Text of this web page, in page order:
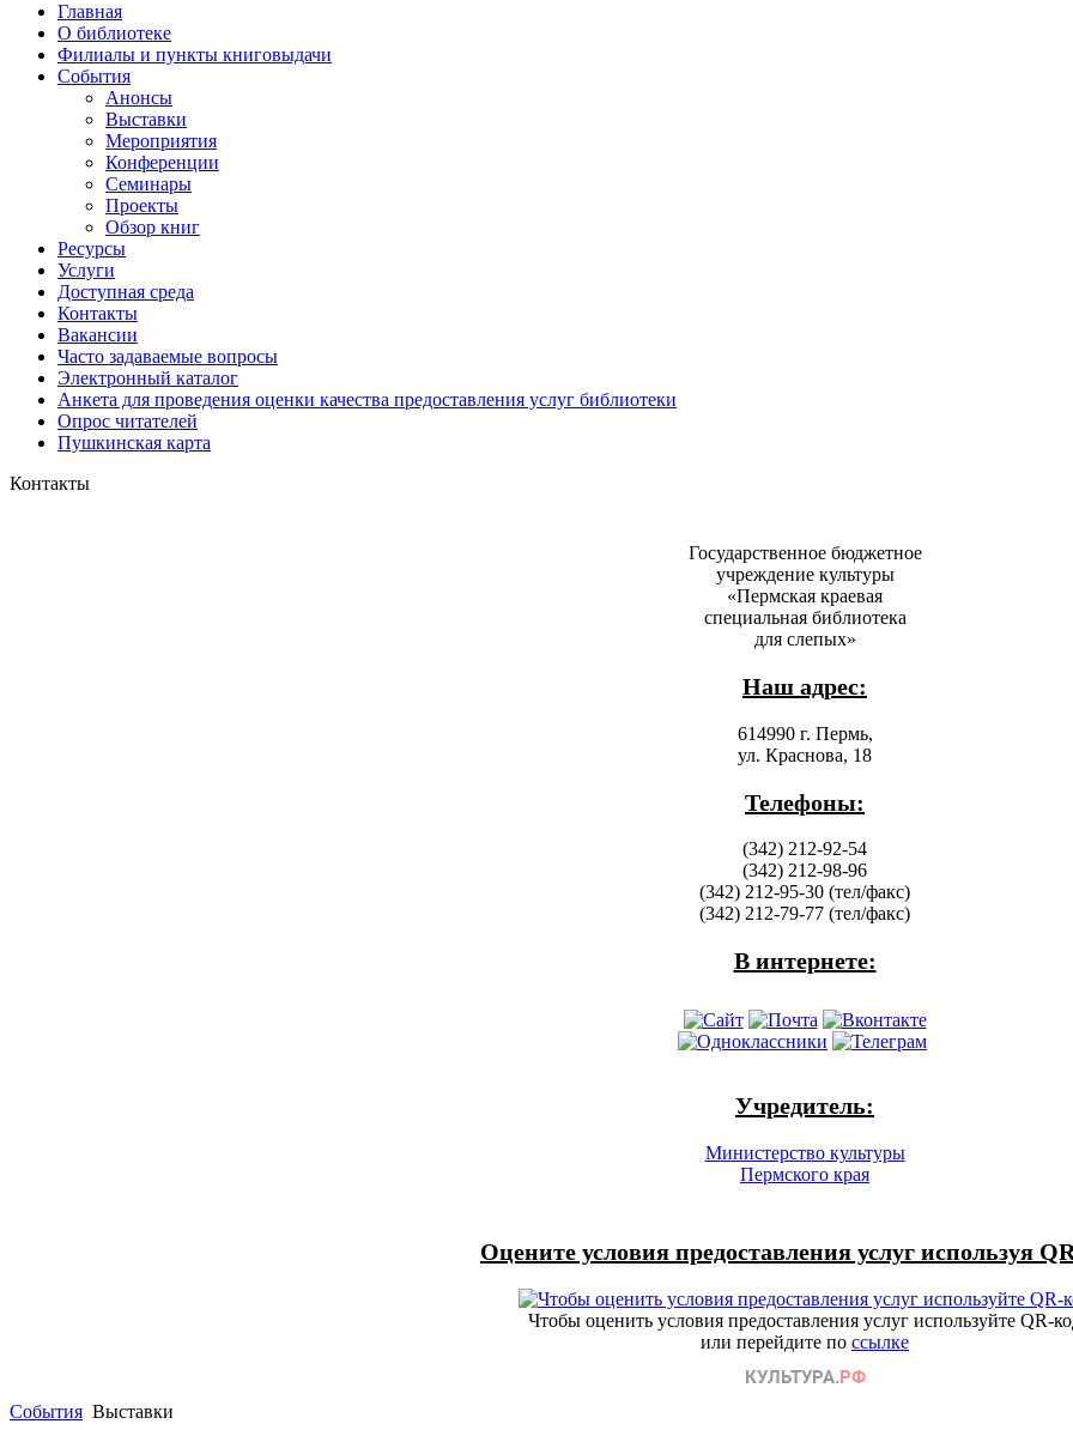
Главная
О библиотеке
Филиалы и пункты книговыдачи
События
Анонсы
Выставки
Мероприятия
Конференции
Семинары
Проекты
Обзор книг
Ресурсы
Услуги
Доступная среда
Контакты
Вакансии
Часто задаваемые вопросы
Электронный каталог
Анкета для проведения оценки качества предоставления услуг библиотеки
Опрос читателей
Пушкинская карта
Контакты
Государственное бюджетное
учреждение культуры
«Пермская краевая
специальная библиотека
для слепых»
Наш адрес:
614990 г. Пермь,
ул. Краснова, 18
Телефоны:
(342) 212-92-54
(342) 212-98-96
(342) 212-95-30 (тел/факс)
(342) 212-79-77 (тел/факс)
В интернете:
Учредитель:
Министерство культуры
Пермского края
Оцените условия предоставления услуг используя
Чтобы оценить условия предоставления услуг используйте QR-
или перейдите по ссылке
События Выставки